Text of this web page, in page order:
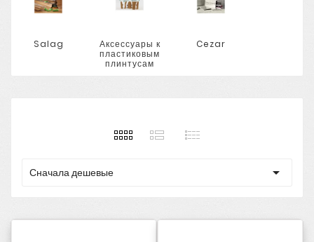
Salag
Аксессуары к
пластиковым
плинтусам
Cezar
Сначала дешевые 